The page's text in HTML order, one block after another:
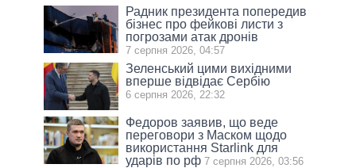
Радник президента попередив
бізнес про фейкові листи з
погрозами атак дронів
7 серпня 2026, 04:57
Зеленський цими вихідними
вперше відвідає Сербію
6 серпня 2026, 22:32
Федоров заявив, що веде
переговори з Маском щодо
використання Starlink для
ударів по рф 7 серпня 2026, 03:56